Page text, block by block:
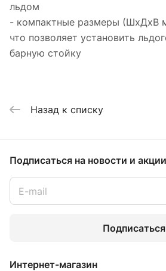
льдом
- компактные размеры (ШxДxВ
что позволяет установить
барную стойку
Назад к списку
Подписаться на новости и акции
Подписаться
Интернет-магазин